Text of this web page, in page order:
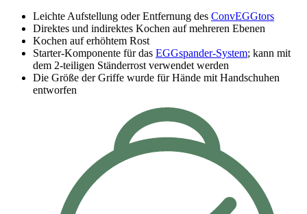
Leichte Aufstellung oder Entfernung des ConvEGGtors
Direktes und indirektes Kochen auf mehreren Ebenen
Kochen auf erhöhtem Rost
Starter-Komponente für das EGGspander-System; kann mit
dem 2-teiligen Ständerrost verwendet werden
Die Größe der Griffe wurde für Hände mit Handschuhen
entworfen